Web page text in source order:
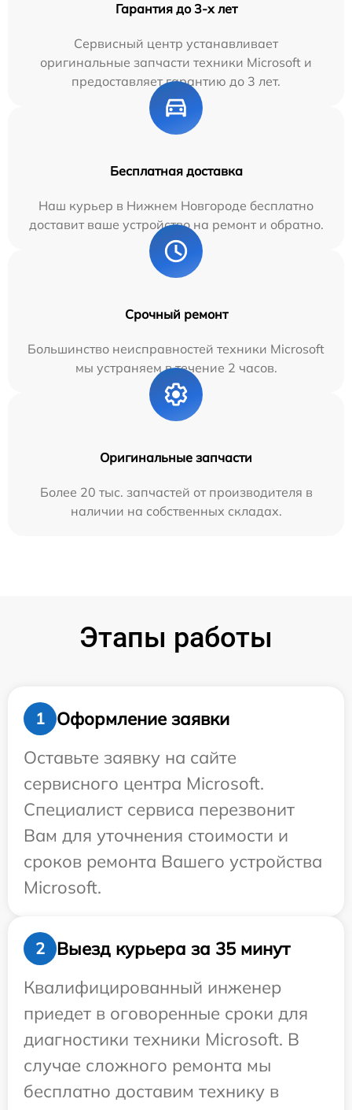
Гарантия до 3-х лет
Сервисный центр устанавливает
оригинальные запчасти техники Microsoft и
предоставляет гарантию до 3 лет.
Бесплатная доставка
Наш курьер в Нижнем Новгороде бесплатно
доставит ваше устройство на ремонт и обратно.
Срочный ремонт
Большинство неисправностей техники Microsoft
мы устраняем в течение 2 часов.
Оригинальные запчасти
Более 20 тыс. запчастей от производителя в
наличии на собственных складах.
Этапы работы
1
Оформление заявки
Оставьте заявку на сайте
сервисного центра Microsoft.
Специалист сервиса перезвонит
Вам для уточнения стоимости и
сроков ремонта Вашего устройства
Microsoft.
2
Выезд курьера за 35 минут
Квалифицированный инженер
приедет в оговоренные сроки для
диагностики техники Microsoft. В
случае сложного ремонта мы
бесплатно доставим технику в